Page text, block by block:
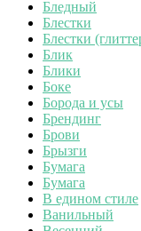
Бледный
Блестки
Блестки
Блик
Блики
Боке
Борода и усы
Брендинг
Брови
Брызги
Бумага
Бумага
В едином стиле
Ванильный